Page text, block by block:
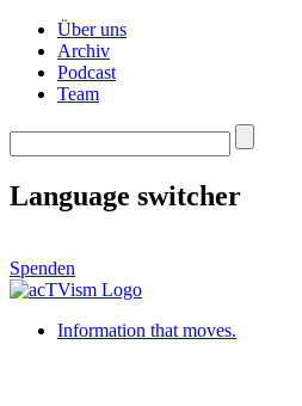
Über uns
Archiv
Podcast
Team
Language switcher
Spenden
Information that moves.